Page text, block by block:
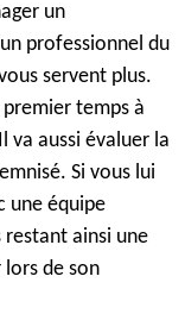
un
professionnel du
servent plus.
temps à
va aussi évaluer la
Si vous lui
une équipe
ainsi une
lors de son